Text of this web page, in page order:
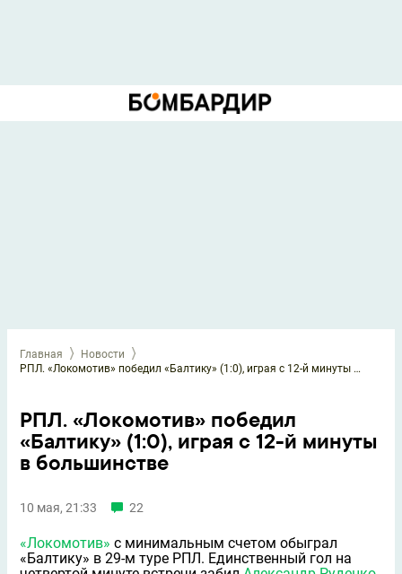
Главная
Новости
РПЛ. «Локомотив» победил «Балтику» (1:0), играя с 12-й минуты в большинстве
РПЛ. «Локомотив» победил
«Балтику» (1:0), играя с 12-й минуты
в большинстве
10 мая, 21:33 22
«Локомотив» с минимальным счетом обыграл
«Балтику» в 29-м туре РПЛ. Единственный гол на